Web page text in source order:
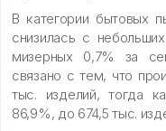
В категории бытовых
снизилась с
мизерных 0,7% за
связано с тем, что
тыс. изделий, тогда
86,9%, до 674,5 тыс.